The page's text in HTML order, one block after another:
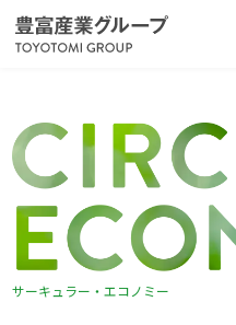
サーキュラー・エコノミー